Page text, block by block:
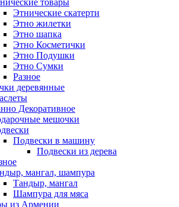
товары
Этнические скатерти
Этно жилетки
Этно шапка
Этно Косметички
Этно Подушки
Этно Сумки
Разное
деревянные
Декоративное
мешочки
Подвески в машину
Подвески из дерева
мангал, шампура
Тандыр, мангал
Шампура для мяса
из Армении